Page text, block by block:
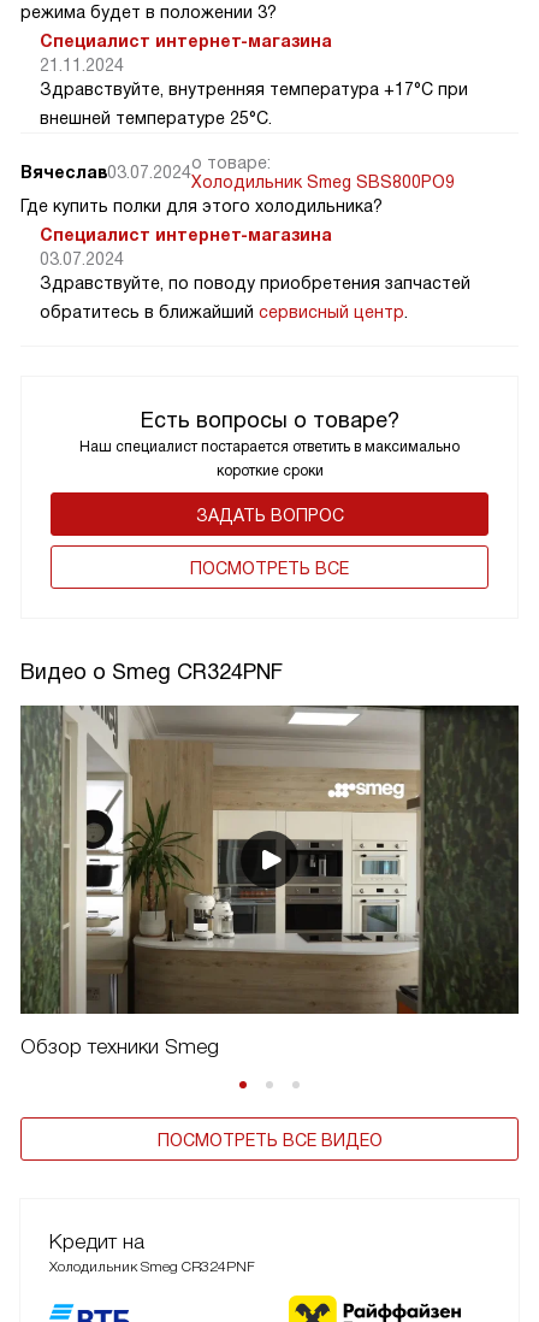
Есть вопросы о товаре?
Наш специалист постарается ответить в максимально
короткие сроки
ЗАДАТЬ ВОПРОС
ПОCМОТРЕТЬ ВСЕ
режима будет в положении 3?
Специалист интернет-магазина
21.11.2024
Здравствуйте, внутренняя температура +17°C при
внешней температуре 25°C.
Вячеслав03.07.2024о товаре:
Холодильник Smeg SBS800PO9
Где купить полки для этого холодильника?
Специалист интернет-магазина
03.07.2024
Здравствуйте, по поводу приобретения запчастей
обратитесь в ближайший сервисный центр
Видео о Smeg CR324PNF
Обзор техники Smeg
ПОСМОТРЕТЬ ВСЕ ВИДЕО
Кредит на
Холодильник Smeg CR324PNF